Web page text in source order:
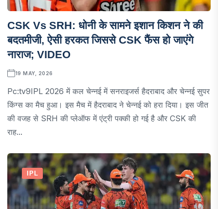
CSK Vs SRH: धोनी के सामने इशान किशन ने की
बदतमीजी, ऐसी हरकत जिससे CSK फैंस हो जाएंगे
नाराज; VIDEO
19 MAY, 2026
Pc:tv9IPL 2026 में कल चेन्नई में सनराइजर्स हैदराबाद और चेन्नई सुपर
किंग्स का मैच हुआ। इस मैच में हैदराबाद ने चेन्नई को हरा दिया। इस जीत
की वजह से SRH की प्लेऑफ में एंट्री पक्की हो गई है और CSK की
राह...
IPL